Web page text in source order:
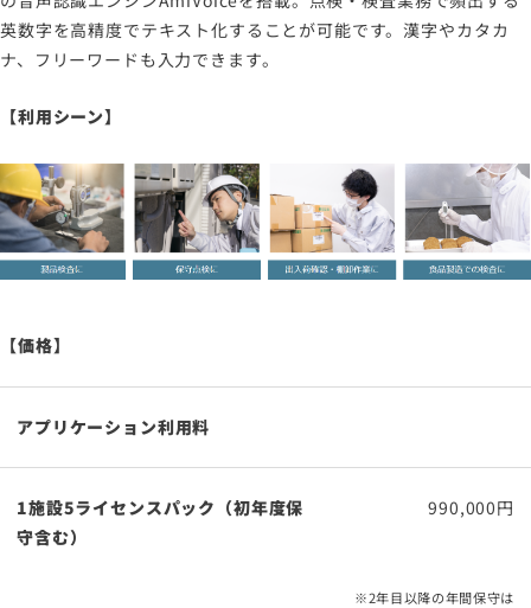
英数字を高精度でテキスト化することが可能です。漢字やカタカ
ナ、フリーワードも入力できます。
【利用シーン】
【価格】
アプリケーション利用料
1施設5ライセンスパック（初年度保
守含む）
990,000円
※2年目以降の年間保守は